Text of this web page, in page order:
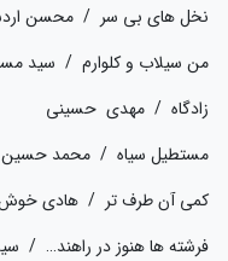
نخل های بی سر / محسن
من سیلاب و کلوارم / سید
زادگاه / مهدی حسینی
مستطیل سیاه / محمد
کمی آن طرف تر / هادی
فرشته ها هنوز در راهند… /